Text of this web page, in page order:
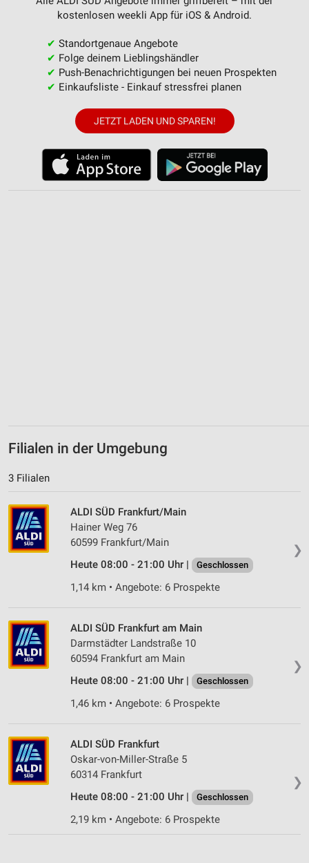
kostenlosen weekli App für iOS & Android.
✔ Standortgenaue Angebote
✔ Folge deinem Lieblingshändler
✔ Push-Benachrichtigungen bei neuen Prospekten
✔ Einkaufsliste - Einkauf stressfrei planen
JETZT LADEN UND SPAREN!
Filialen in der Umgebung
3 Filialen
❯
ALDI SÜD Frankfurt/Main
Hainer Weg 76
60599 Frankfurt/Main
Heute 08:00 - 21:00 Uhr |
Geschlossen
1,14 km • Angebote: 6 Prospekte
❯
ALDI SÜD Frankfurt am Main
Darmstädter Landstraße 10
60594 Frankfurt am Main
Heute 08:00 - 21:00 Uhr |
Geschlossen
1,46 km • Angebote: 6 Prospekte
❯
ALDI SÜD Frankfurt
Oskar-von-Miller-Straße 5
60314 Frankfurt
Heute 08:00 - 21:00 Uhr |
Geschlossen
2,19 km • Angebote: 6 Prospekte